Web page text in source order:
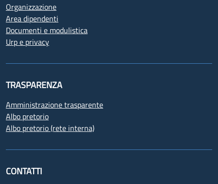
Organizzazione
Area dipendenti
Documenti e modulistica
Urp e privacy
TRASPARENZA
Amministrazione trasparente
Albo pretorio
Albo pretorio (rete interna)
CONTATTI